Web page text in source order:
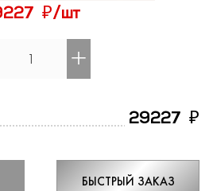
₽/шт
+
29227 ₽
БЫСТРЫЙ ЗАКАЗ